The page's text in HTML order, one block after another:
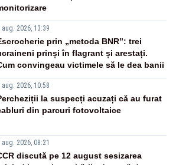
aug. 2026, 13:39
prin „metoda BNR”: trei
prinși în flagrant și arestați.
convingeau victimele să le dea banii
aug. 2026, 10:58
la suspecți acuzați că au furat
din parcuri fotovoltaice
aug. 2026, 08:21
discută pe 12 august sesizarea